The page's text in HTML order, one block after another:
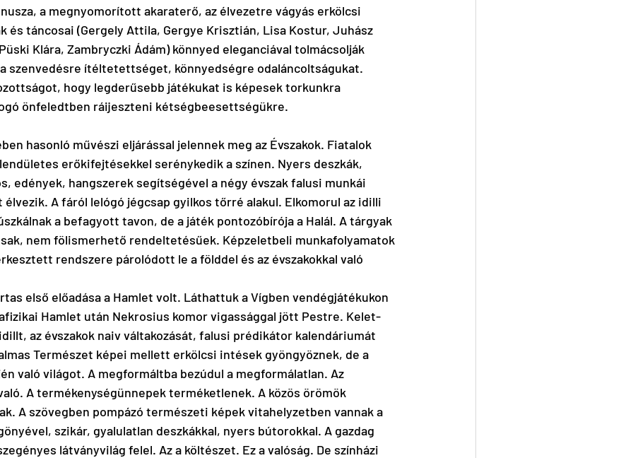
a megnyomorított akaraterő, az élvezetre vágyás erkölcsi
és táncosai (Gergely Attila, Gergye Krisztián, Lisa Kostur, Juhász
Klára, Zambryczki Ádám) könnyed eleganciával tolmácsolják
szenvedésre ítéltetettséget, könnyedségre odaláncoltságukat.
hogy legderűsebb játékukat is képesek torkunkra
önfeledtben ráijeszteni kétségbeesettségükre.
hasonló művészi eljárással jelennek meg az Évszakok. Fiatalok
erőkifejtésekkel serénykedik a színen. Nyers deszkák,
edények, hangszerek segítségével a négy évszak falusi munkái
A fáról lelógó jégcsap gyilkos tőrré alakul. Elkomorul az idilli
a befagyott tavon, de a játék pontozóbírója a Halál. A tárgyak
nem fölismerhető rendeltetésűek. Képzeletbeli munkafolyamatok
rendszere párolódott le a földdel és az évszakokkal való
első előadása a Hamlet volt. Láthattuk a Vígben vendégjátékukon
Hamlet után Nekrosius komor vigassággal jött Pestre. Kelet-
az évszakok naiv váltakozását, falusi prédikátor kalendáriumát
Természet képei mellett erkölcsi intések gyöngyöznek, de a
való világot. A megformáltba bezúdul a megformálatlan. Az
A termékenységünnepek terméketlenek. A közös örömök
A szövegben pompázó természeti képek vitahelyzetben vannak a
szikár, gyalulatlan deszkákkal, nyers bútorokkal. A gazdag
látványvilág felel. Az a költészet. Ez a valóság. De színházi